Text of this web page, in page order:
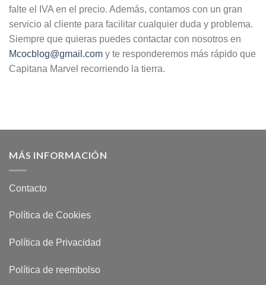
falte el IVA en el precio. Además, contamos con un gran
servicio al cliente para facilitar cualquier duda y problema.
Siempre que quieras puedes contactar con nosotros en
Mcocblog@gmail.com y te responderemos más rápido que
Capitana Marvel recorriendo la tierra.
MÁS INFORMACIÓN
Contacto
Política de Cookies
Política de Privacidad
Política de reembolso